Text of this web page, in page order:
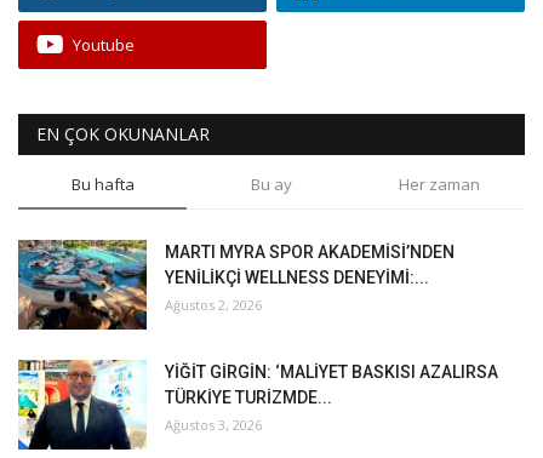
Youtube
EN ÇOK OKUNANLAR
Bu hafta Bu ay Her zaman
MARTI MYRA SPOR AKADEMİSİ’NDEN
YENİLİKÇİ WELLNESS DENEYİMİ:...
Ağustos 2, 2026
YİĞİT GİRGİN: ‘MALİYET BASKISI AZALIRSA
TÜRKİYE TURİZMDE...
Ağustos 3, 2026